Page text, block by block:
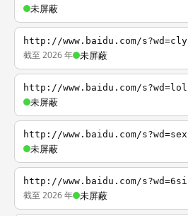
未屏蔽
http://www.baidu.com/s?wd=cly
截至 2026 年 未屏蔽
http://www.baidu.com/s?wd=lol
未屏蔽
http://www.baidu.com/s?wd=sex
未屏蔽
http://www.baidu.com/s?wd=6si
截至 2026 年 未屏蔽